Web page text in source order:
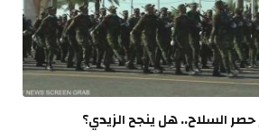
حصر السلاح.. هل ينجح الزيدي؟